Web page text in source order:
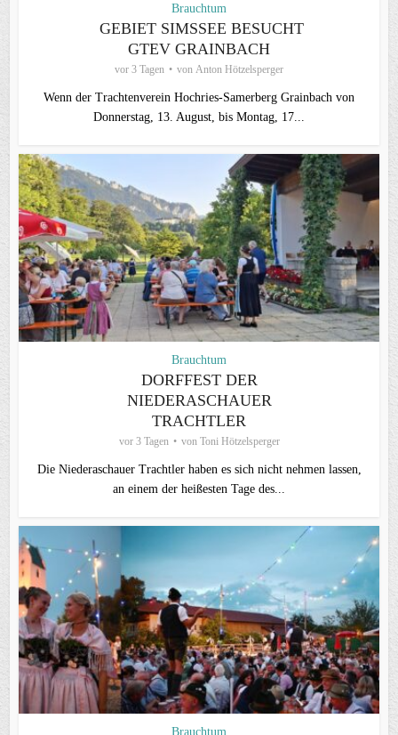
Brauchtum
GEBIET SIMSSEE BESUCHT
GTEV GRAINBACH
vor 3 Tagen von Anton Hötzelsperger
Wenn der Trachtenverein Hochries-Samerberg Grainbach von
Donnerstag, 13. August, bis Montag, 17...
Brauchtum
DORFFEST DER
NIEDERASCHAUER
TRACHTLER
vor 3 Tagen von Toni Hötzelsperger
Die Niederaschauer Trachtler haben es sich nicht nehmen lassen,
an einem der heißesten Tage des...
Brauchtum